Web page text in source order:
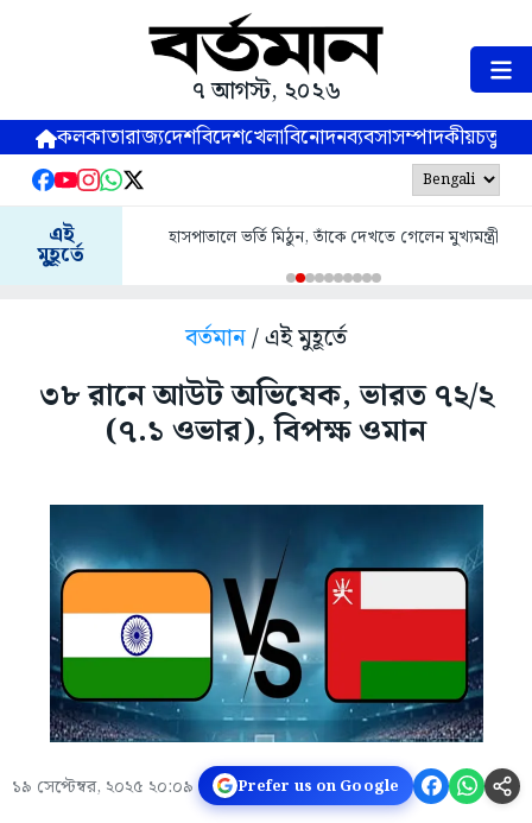
৭ আগস্ট, ২০২৬
কলকাতারাজ্যদেশবিদেশখেলাবিনোদনব্যবসাসম্পাদকীয়
এই
মুহূর্তে
হাসপাতালে ভর্তি মিঠুন, তাঁকে দেখতে গেলেন মুখ্যমন্ত্রী
বর্তমান/ এই মুহূর্তে
৩৮ রানে আউট অভিষেক, ভারত ৭২/২
(৭.১ ওভার), বিপক্ষ ওমান
১৯ সেপ্টেম্বর, ২০২৫ ২০:০৯ Prefer us on Google